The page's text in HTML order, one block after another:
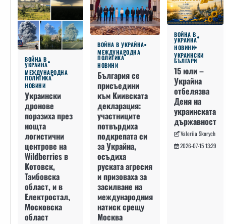
ВОЙНА В
УКРАЙНА
МЕЖДУНАРОДНА
ПОЛИТИКА
НОВИНИ
Украински
дронове
поразиха през
нощта
логистични
центрове на
Wildberries в
Котовск,
Тамбовска
област, и в
Електростал,
Московска
област
ВОЙНА В УКРАЙНА
МЕЖДУНАРОДНА
ПОЛИТИКА
НОВИНИ
България се
присъедини
към Киивската
декларация:
участниците
потвърдиха
подкрепата си
за Украйна,
осъдиха
руската агресия
и призоваха за
засилване на
международния
натиск срещу
Москва
ВОЙНА В
УКРАЙНА
НОВИНИ
УКРАИНСКИ
БЪЛГАРИ
15 юли –
Украйна
отбелязва
Деня на
украинската
държавност
Valeriia Skorych
2026-07-15 13:29